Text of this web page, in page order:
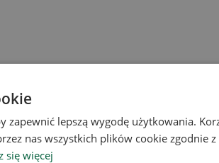
zapewnić lepszą wygodę użytkowania.
nas wszystkich plików cookie zgodnie
się więcej